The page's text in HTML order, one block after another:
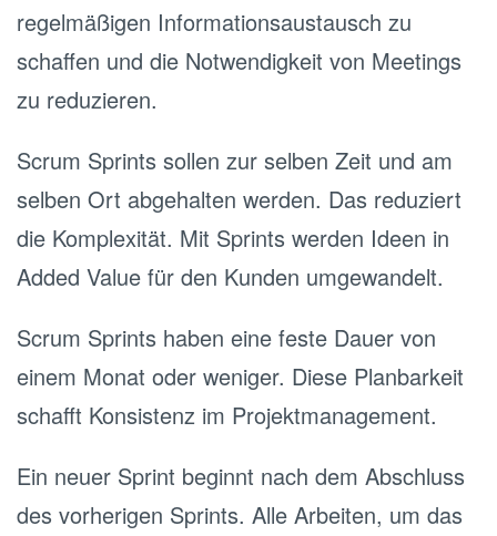
regelmäßigen Informationsaustausch zu
schaffen und die Notwendigkeit von Meetings
zu reduzieren.
Scrum Sprints sollen zur selben Zeit und am
selben Ort abgehalten werden. Das reduziert
die Komplexität. Mit Sprints werden Ideen in
Added Value für den Kunden umgewandelt.
Scrum Sprints haben eine feste Dauer von
einem Monat oder weniger. Diese Planbarkeit
schafft Konsistenz im Projektmanagement.
Ein neuer Sprint beginnt nach dem Abschluss
des vorherigen Sprints. Alle Arbeiten, um das